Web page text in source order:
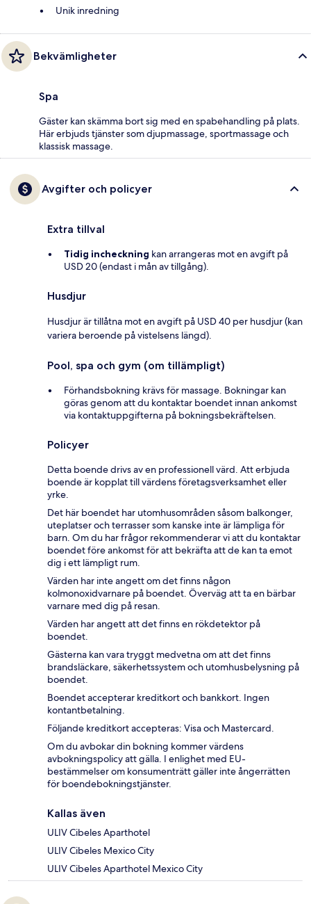
Unik inredning
Bekvämligheter
Spa
Gäster kan skämma bort sig med en spabehandling på plats.
Här erbjuds tjänster som djupmassage, sportmassage och
klassisk massage.
Avgifter och policyer
Extra tillval
Tidig incheckning kan arrangeras mot en avgift på
USD 20 (endast i mån av tillgång).
Husdjur
Husdjur är tillåtna mot en avgift på USD 40 per husdjur (kan
variera beroende på vistelsens längd).
Pool, spa och gym (om tillämpligt)
Förhandsbokning krävs för massage. Bokningar kan
göras genom att du kontaktar boendet innan ankomst
via kontaktuppgifterna på bokningsbekräftelsen.
Policyer
Detta boende drivs av en professionell värd. Att erbjuda
boende är kopplat till värdens företagsverksamhet eller
yrke.
Det här boendet har utomhusområden såsom balkonger,
uteplatser och terrasser som kanske inte är lämpliga för
barn. Om du har frågor rekommenderar vi att du kontaktar
boendet före ankomst för att bekräfta att de kan ta emot
dig i ett lämpligt rum.
Värden har inte angett om det finns någon
kolmonoxidvarnare på boendet. Överväg att ta en bärbar
varnare med dig på resan.
Värden har angett att det finns en rökdetektor på
boendet.
Gästerna kan vara tryggt medvetna om att det finns
brandsläckare, säkerhetssystem och utomhusbelysning på
boendet.
Boendet accepterar kreditkort och bankkort. Ingen
kontantbetalning.
Följande kreditkort accepteras: Visa och Mastercard.
Om du avbokar din bokning kommer värdens
avbokningspolicy att gälla. I enlighet med EU-
bestämmelser om konsumenträtt gäller inte ångerrätten
för boendebokningstjänster.
Kallas även
ULIV Cibeles Aparthotel
ULIV Cibeles Mexico City
ULIV Cibeles Aparthotel Mexico City